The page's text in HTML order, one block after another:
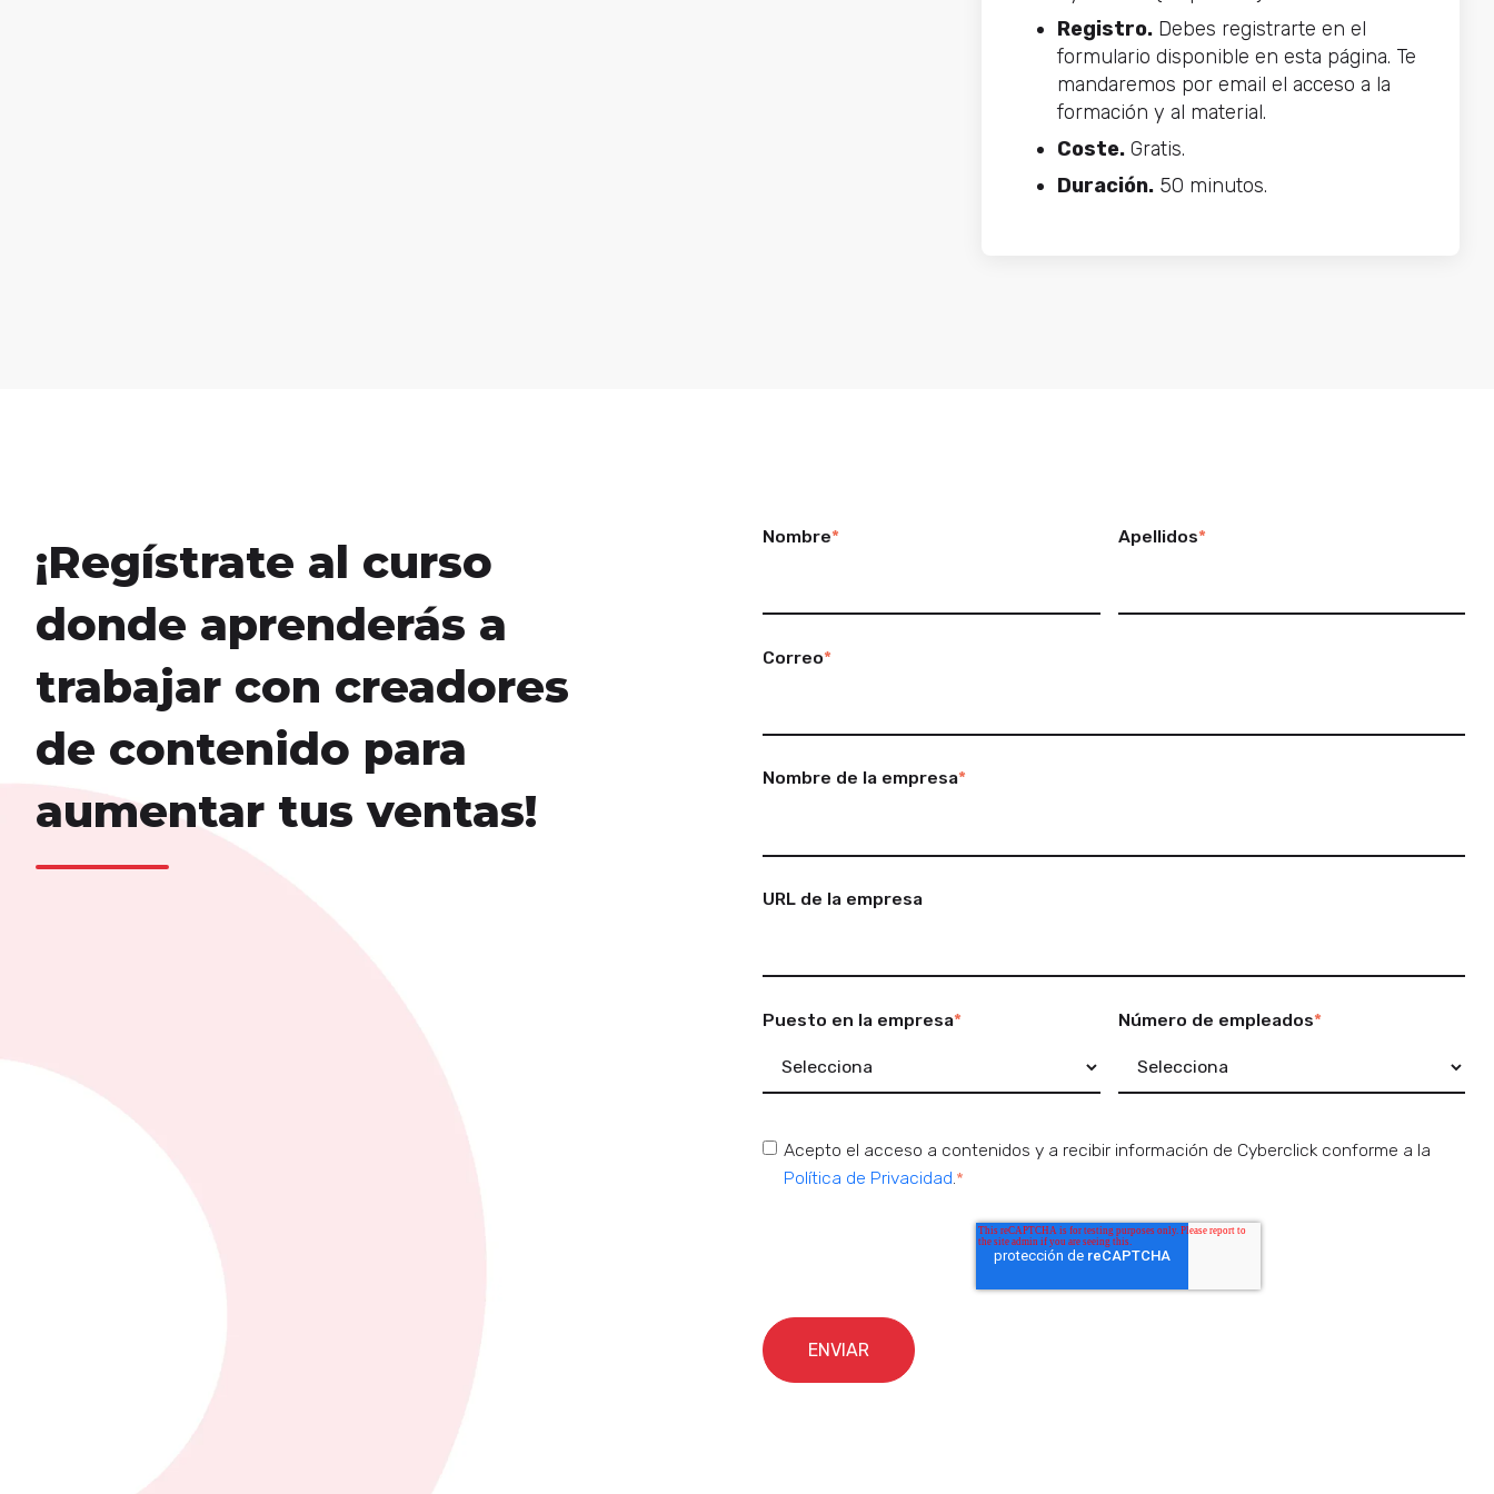
Registro.Debes registrarte en el
formulario disponible en esta página. Te
mandaremos por email el acceso a la
formación y al material.
Coste.Gratis.
Duración.50 minutos.
¡Regístrate al curso
donde aprenderás a
trabajar con creadores
de contenido para
aumentar tus ventas!
Nombre* Apellidos*
Correo*
Nombre de la empresa*
URL de la empresa
Puesto en la empresa* Número de empleados*
Acepto el acceso a contenidos y a recibir información de Cyberclick conforme a la
Política de Privacidad.*